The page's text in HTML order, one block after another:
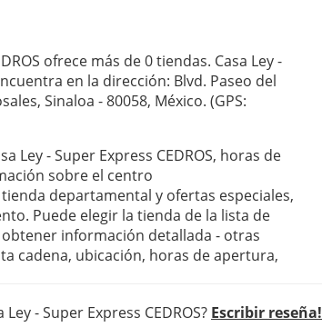
ofrece más de 0 tiendas. Casa Ley -
en la dirección: Blvd. Paseo del
Sinaloa - 80058, México. (GPS:
Ley - Super Express CEDROS, horas de
sobre el centro
departamental y ofertas especiales,
Puede elegir la tienda de la lista de
información detallada - otras
cadena, ubicación, horas de apertura,
- Super Express CEDROS? Escribir reseña!